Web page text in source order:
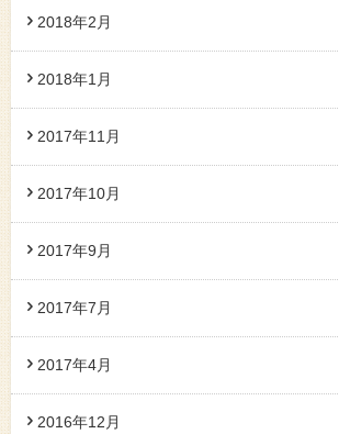
2018年2月
2018年1月
2017年11月
2017年10月
2017年9月
2017年7月
2017年4月
2016年12月